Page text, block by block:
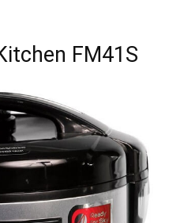
FM41S